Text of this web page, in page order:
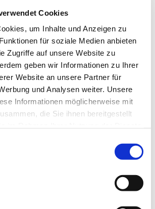
Cookies
um Inhalte und Anzeigen zu
für soziale Medien anbieten
Zugriffe auf unsere Website zu
geben wir Informationen zu Ihrer
Website an unsere Partner für
und Analysen weiter. Unsere
Informationen möglicherweise mit
die Sie ihnen bereitgestellt
Damm
15827 Blankenfelde-